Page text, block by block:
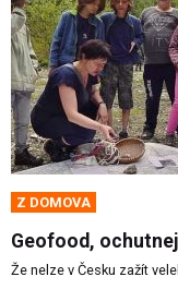
Z DOMOVA
Geofood,
Že nelze v Česku zažít